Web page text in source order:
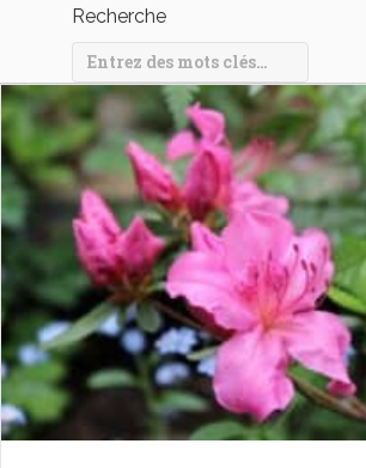
Recherche